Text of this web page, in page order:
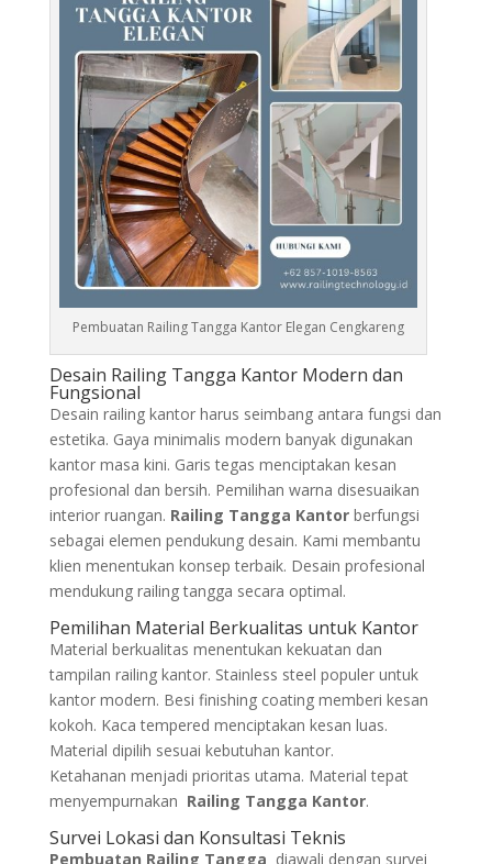
Pembuatan Railing Tangga Kantor Elegan Cengkareng
Desain Railing Tangga Kantor Modern dan
Fungsional
Desain railing kantor harus seimbang antara fungsi dan
estetika. Gaya minimalis modern banyak digunakan
kantor masa kini. Garis tegas menciptakan kesan
profesional dan bersih. Pemilihan warna disesuaikan
interior ruangan. Railing Tangga Kantorberfungsi
sebagai elemen pendukung desain. Kami membantu
klien menentukan konsep terbaik. Desain profesional
mendukung railing tangga secara optimal.
Pemilihan Material Berkualitas untuk Kantor
Material berkualitas menentukan kekuatan dan
tampilan railing kantor. Stainless steel populer untuk
kantor modern. Besi finishing coating memberi kesan
kokoh. Kaca tempered menciptakan kesan luas.
Material dipilih sesuai kebutuhan kantor.
Ketahanan menjadi prioritas utama. Material tepat
menyempurnakan Railing Tangga Kantor.
Survei Lokasi dan Konsultasi Teknis
Pembuatan Railing Tangga diawali dengan survei